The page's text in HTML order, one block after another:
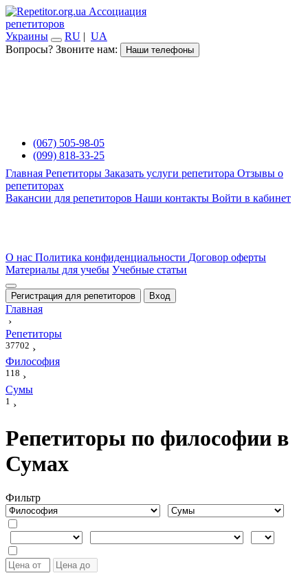
Ассоциация
репетиторов
Украины
RU | UA
Вопросы? Звоните нам:
Наши телефоны
(067) 505-98-05
(099) 818-33-25
Главная Репетиторы Заказать услуги репетитора Отзывы о
репетиторах
Вакансии для репетиторов Наши контакты Войти в кабинет
О нас Политика конфиденциальности Договор оферты
Материалы для учебы Учебные статьи
Регистрация для репетиторов Вход
Главная
›
Репетиторы
37702 ›
Философия
118 ›
Сумы
1 ›
Репетиторы по философии в
Сумах
Фильтр